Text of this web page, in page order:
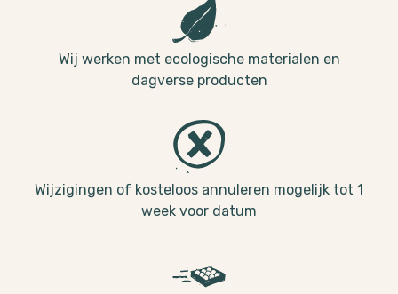
Wij werken met ecologische materialen en
dagverse producten
Wijzigingen of kosteloos annuleren mogelijk tot 1
week voor datum